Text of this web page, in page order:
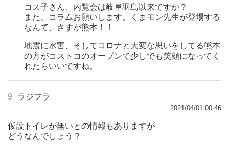
コス子さん、内覧会は岐阜羽島以来ですか？
また、コラムお願いします。くまモン先生が登場する
なんて、さすが熊本！！
地震に水害、そしてコロナと大変な思いをしてる熊本
の方がコストコのオープンで少しでも笑顔になってく
れたらいいですね。
9 ラジフラ
2021/04/01 00:46
仮設トイレが無いとの情報もありますが
どうなんでしょう？